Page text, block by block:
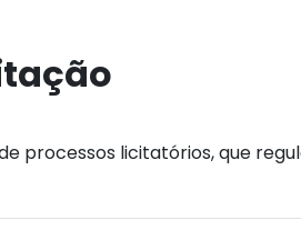
processos licitatórios, que